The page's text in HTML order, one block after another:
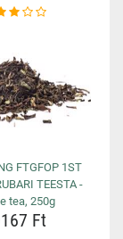
FTGFOP 1ST
TEESTA -
tea, 250g
Ft